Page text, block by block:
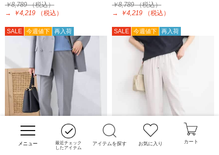
最近チェック
したアイテム
アイテムを探す お気に入り カート
￥8,789（税込）
→
￥4,219 （税込）
￥8,789（税込）
→
￥4,219 （税込）
SALE 今週値下 再入荷 SALE 今週値下 再入荷